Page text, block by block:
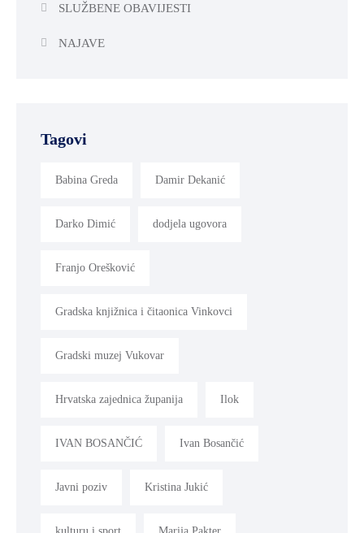
SLUŽBENE OBAVIJESTI
NAJAVE
Tagovi
Babina Greda Damir Dekanić
Darko Dimić dodjela ugovora
Franjo Orešković
Gradska knjižnica i čitaonica Vinkovci
Gradski muzej Vukovar
Hrvatska zajednica županija Ilok
IVAN BOSANČIĆ Ivan Bosančić
Javni poziv Kristina Jukić
kulturu i sport Marija Pakter